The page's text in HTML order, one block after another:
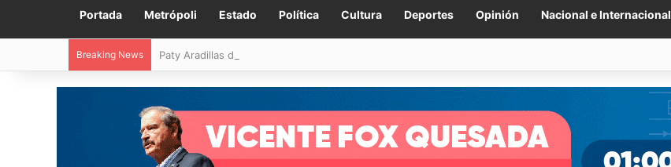
Portada Metrópoli Estado Política Cultura Deportes Opinión Nacional e Internacional
Breaking News Paty Aradillas destaca impacto del nuevo desnivel de Circuito Potosí en la movilidad de Villa de Pozos